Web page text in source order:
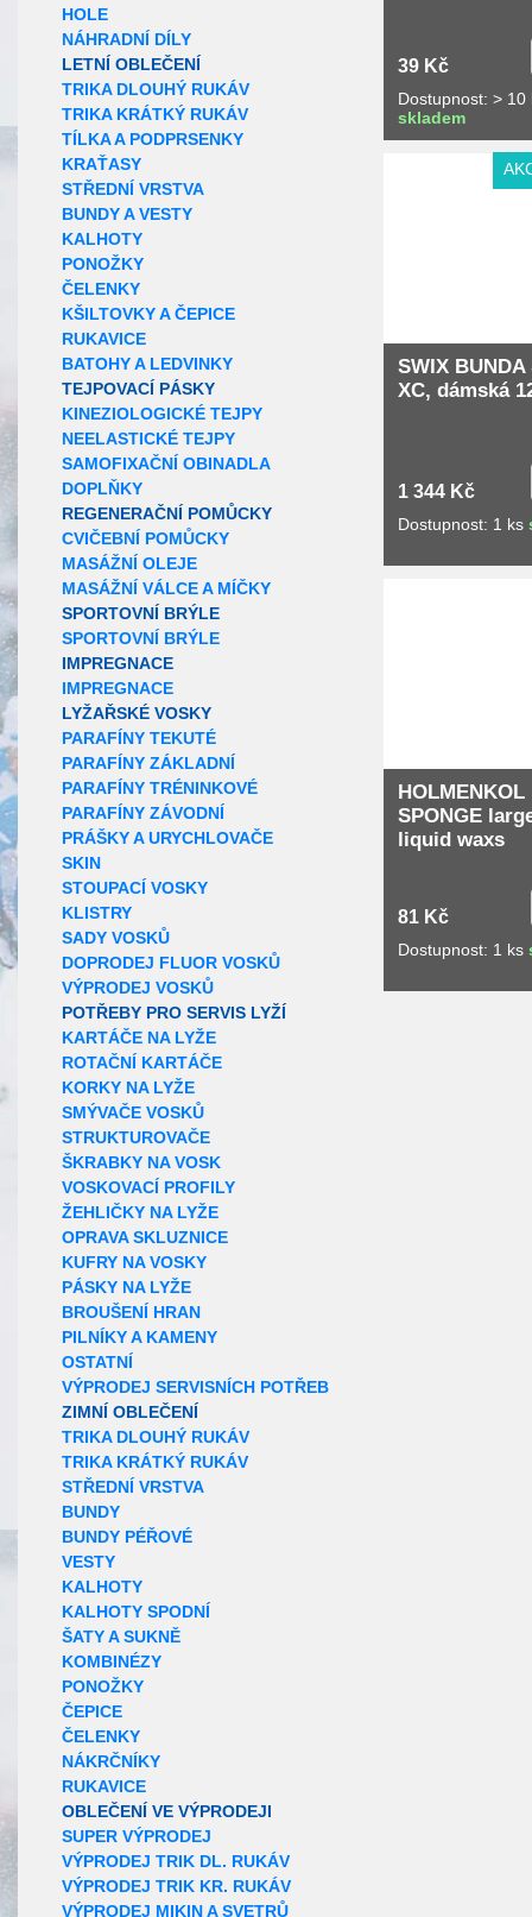
HOLE
NÁHRADNÍ DÍLY
LETNÍ OBLEČENÍ
TRIKA DLOUHÝ RUKÁV
TRIKA KRÁTKÝ RUKÁV
TÍLKA A PODPRSENKY
KRAŤASY
STŘEDNÍ VRSTVA
BUNDY A VESTY
KALHOTY
PONOŽKY
ČELENKY
KŠILTOVKY A ČEPICE
RUKAVICE
BATOHY A LEDVINKY
TEJPOVACÍ PÁSKY
KINEZIOLOGICKÉ TEJPY
NEELASTICKÉ TEJPY
SAMOFIXAČNÍ OBINADLA
DOPLŇKY
REGENERAČNÍ POMŮCKY
CVIČEBNÍ POMŮCKY
MASÁŽNÍ OLEJE
MASÁŽNÍ VÁLCE A MÍČKY
SPORTOVNÍ BRÝLE
SPORTOVNÍ BRÝLE
IMPREGNACE
IMPREGNACE
LYŽAŘSKÉ VOSKY
PARAFÍNY TEKUTÉ
PARAFÍNY ZÁKLADNÍ
PARAFÍNY TRÉNINKOVÉ
PARAFÍNY ZÁVODNÍ
PRÁŠKY A URYCHLOVAČE
SKIN
STOUPACÍ VOSKY
KLISTRY
SADY VOSKŮ
DOPRODEJ FLUOR VOSKŮ
VÝPRODEJ VOSKŮ
POTŘEBY PRO SERVIS LYŽÍ
KARTÁČE NA LYŽE
ROTAČNÍ KARTÁČE
KORKY NA LYŽE
SMÝVAČE VOSKŮ
STRUKTUROVAČE
ŠKRABKY NA VOSK
VOSKOVACÍ PROFILY
ŽEHLIČKY NA LYŽE
OPRAVA SKLUZNICE
KUFRY NA VOSKY
PÁSKY NA LYŽE
BROUŠENÍ HRAN
PILNÍKY A KAMENY
OSTATNÍ
VÝPRODEJ SERVISNÍCH POTŘEB
ZIMNÍ OBLEČENÍ
TRIKA DLOUHÝ RUKÁV
TRIKA KRÁTKÝ RUKÁV
STŘEDNÍ VRSTVA
BUNDY
BUNDY PÉŘOVÉ
VESTY
KALHOTY
KALHOTY SPODNÍ
ŠATY A SUKNĚ
KOMBINÉZY
PONOŽKY
ČEPICE
ČELENKY
NÁKRČNÍKY
RUKAVICE
OBLEČENÍ VE VÝPRODEJI
SUPER VÝPRODEJ
VÝPRODEJ TRIK DL. RUKÁV
VÝPRODEJ TRIK KR. RUKÁV
VÝPRODEJ MIKIN A SVETRŮ
39 Kč
Dostupnost: > 10
skladem
SWIX BUNDA
XC, dámská
1 344 Kč
Dostupnost: 1 ks
HOLMENKOL
SPONGE
liquid waxs
81 Kč
Dostupnost: 1 ks